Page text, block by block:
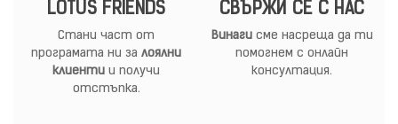
LOTUS FRIENDS
Стани част от
програмата ни за лоялни
клиенти и получи
отстъпка.
СВЪРЖИ СЕ С НАС
Винагисме насреща да ти
помогнем с онлайн
консултация.